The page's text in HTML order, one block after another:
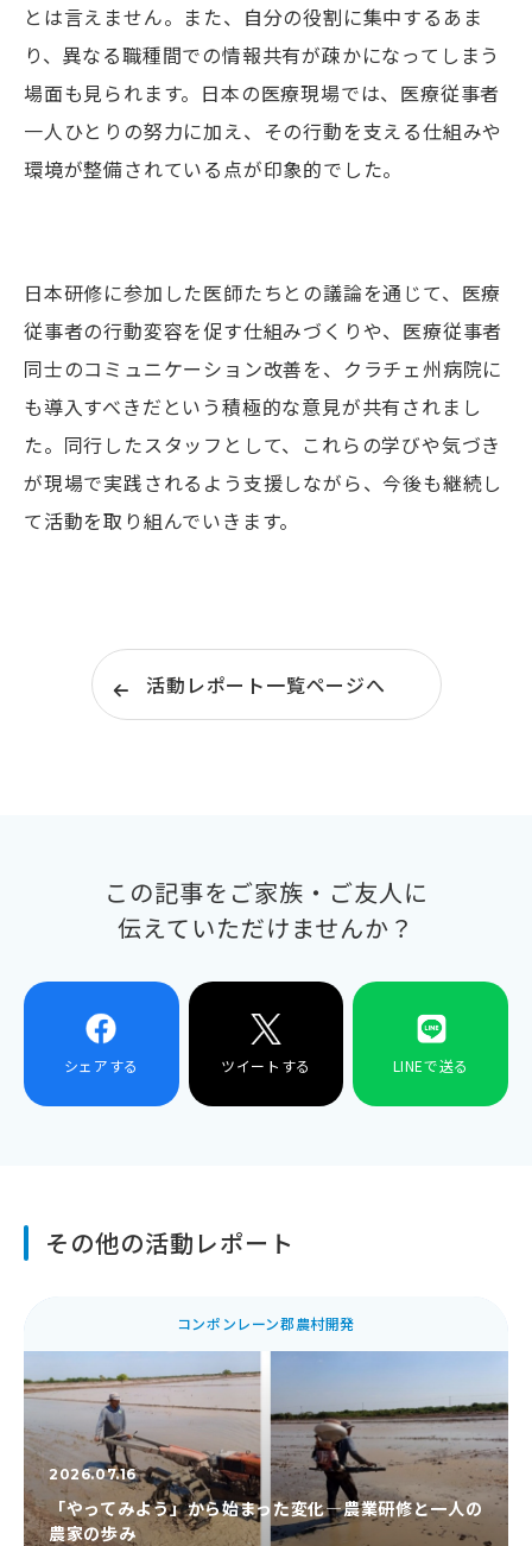
とは言えません。また、自分の役割に集中するあま
り、異なる職種間での情報共有が疎かになってしまう
場面も見られます。日本の医療現場では、医療従事者
一人ひとりの努力に加え、その行動を支える仕組みや
環境が整備されている点が印象的でした。
日本研修に参加した医師たちとの議論を通じて、医療
従事者の行動変容を促す仕組みづくりや、医療従事者
同士のコミュニケーション改善を、クラチェ州病院に
も導入すべきだという積極的な意見が共有されまし
た。同行したスタッフとして、これらの学びや気づき
が現場で実践されるよう支援しながら、今後も継続し
て活動を取り組んでいきます。
活動レポート一覧ページへ
この記事をご家族・ご友人に
伝えていただけませんか？
シェアする ツイートする LINEで送る
その他の活動レポート
コンポンレーン郡農村開発
2026.07.16
「やってみよう」から始まった変化―農業研修と一人の
農家の歩み